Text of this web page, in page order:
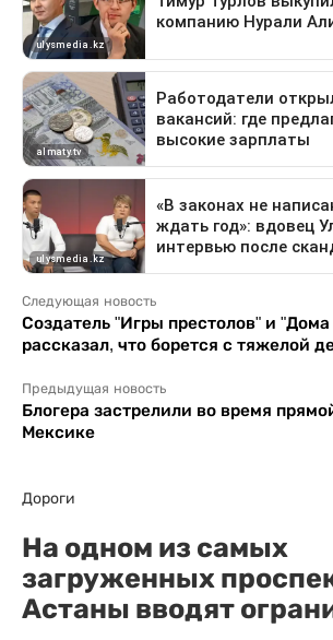
Следующая новость
Создатель "Игры престолов" и
рассказал, что борется с тяжелой
Предыдущая новость
Блогера застрелили во время
Мексике
Дороги
На одном из самых
загруженных
Астаны вводят